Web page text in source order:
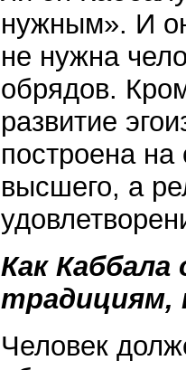
нужным». И
не нужна
обрядов.
развитие
построена
высшего, а
Как
традициям,
Человек